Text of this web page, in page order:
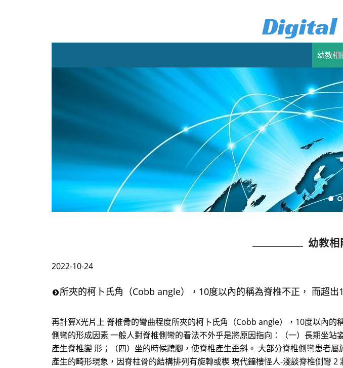
幼教相
幼教相
2022-10-24
所夾的柯卜氏角（Cobb angle），10度以內的稱為脊椎不正， 而超
再計算X光片上 脊椎骨的彎曲程度所夾的柯卜氏角（Cobb angle），10度以內的
側彎的形成因素 一般人對脊椎側彎的看法不外乎是將原因指向：（一）長期坐
產生脊椎變 形；（四）坐的時候蹺腳，使脊椎產生歪斜。 大部分脊椎側彎患者
產生的畸形現象，因脊柱骨的結構排列有旋轉或楔 現代鐘樓怪人-淺談脊椎側彎